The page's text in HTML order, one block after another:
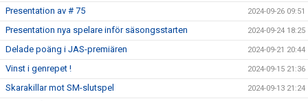
Presentation av # 75 2024-09-26 09:51
Presentation nya spelare inför säsongsstarten 2024-09-24 18:25
Delade poäng i JAS-premiären 2024-09-21 20:44
Vinst i genrepet ! 2024-09-15 21:36
Skarakillar mot SM-slutspel 2024-09-13 21:24